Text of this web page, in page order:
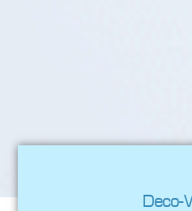
Deco-